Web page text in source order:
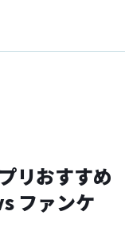
リおすすめ
ファンケ